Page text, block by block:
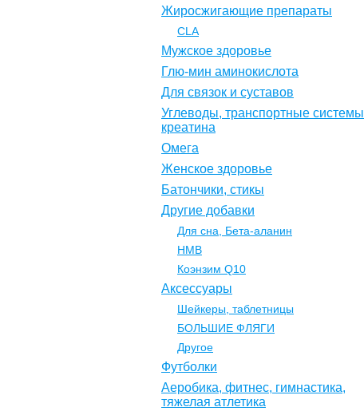
Жиросжигающие препараты
CLA
Мужское здоровье
Глю-мин аминокислота
Для связок и суставов
Углеводы, транспортные системы
креатина
Омега
Женское здоровье
Батончики, стикы
Другие добавки
Для сна, Бета-аланин
НМВ
Коэнзим Q10
Аксессуары
Шейкеры, таблетницы
БОЛЬШИЕ ФЛЯГИ
Другое
Футболки
Аеробика, фитнес, гимнастика,
тяжелая атлетика